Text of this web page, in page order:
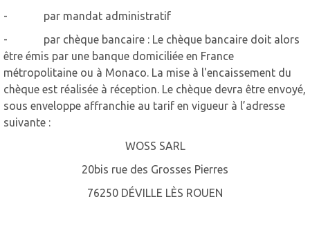
- par mandat administratif
- par chèque bancaire : Le chèque bancaire doit alors
être émis par une banque domiciliée en France
métropolitaine ou à Monaco. La mise à l'encaissement du
chèque est réalisée à réception. Le chèque devra être envoyé,
sous enveloppe affranchie au tarif en vigueur à l’adresse
suivante :
WOSS SARL
20bis rue des Grosses Pierres
76250 DÉVILLE LÈS ROUEN